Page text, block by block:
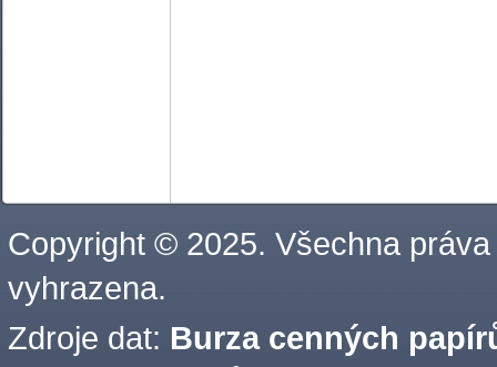
Copyright © 2025. Všechna práva
vyhrazena.
Zdroje dat: Burza cenných